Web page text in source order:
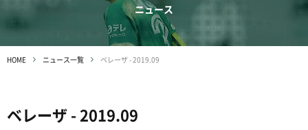
ニュース
HOME ニュース一覧 ベレーザ - 2019.09
ベレーザ - 2019.09